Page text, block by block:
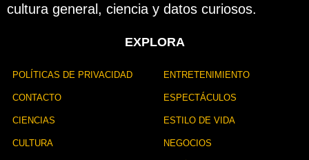
cultura general, ciencia y datos curiosos.
EXPLORA
POLÍTICAS DE PRIVACIDAD
CONTACTO
CIENCIAS
CULTURA
ENTRETENIMIENTO
ESPECTÁCULOS
ESTILO DE VIDA
NEGOCIOS